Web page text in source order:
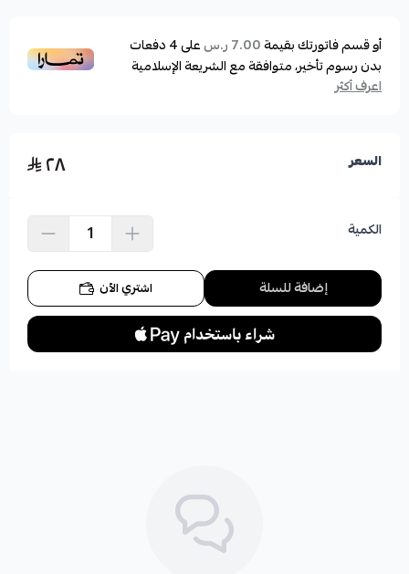
أو قسم فاتورتك بقيمة7.00 ر.س على4دفعات
بدون رسوم تأخير، متوافقة مع الشريعة الإسلامية
اعرف أكثر
السعر ٢٨
الكمية
إضافة للسلة اشتري الآن